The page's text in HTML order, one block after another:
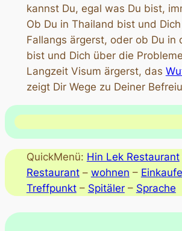
kannst Du, egal was Du bist,
Ob Du in Thailand bist und
Fallangs ärgerst, oder ob Du in
bist und Dich über die
Langzeit Visum ärgerst, das
zeigt Dir Wege zu Deiner
QuickMenü: Hin Lek Restaurant
Restaurant– wohnen –
Treffpunkt– Spitäler– Sprache